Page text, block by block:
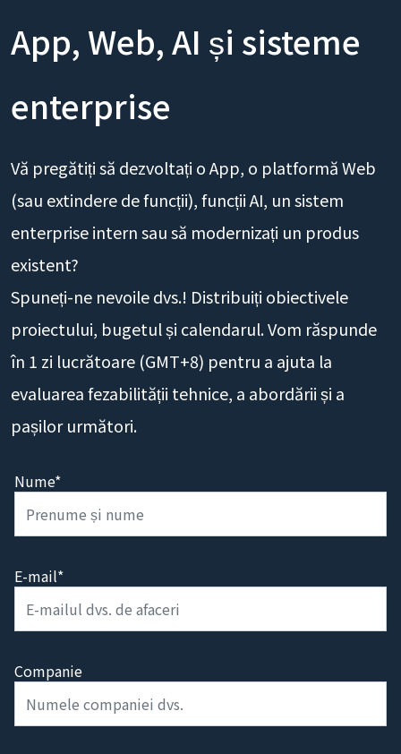
App, Web, AI și sisteme
enterprise
Vă pregătiți să dezvoltați o App, o platformă Web
(sau extindere de funcții), funcții AI, un sistem
enterprise intern sau să modernizați un produs
existent?
Spuneți-ne nevoile dvs.! Distribuiți obiectivele
proiectului, bugetul și calendarul. Vom răspunde
în 1 zi lucrătoare (GMT+8) pentru a ajuta la
evaluarea fezabilității tehnice, a abordării și a
pașilor următori.
Nume*
E-mail*
Companie